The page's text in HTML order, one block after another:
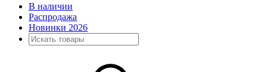
В наличии
Распродажа
Новинки 2026